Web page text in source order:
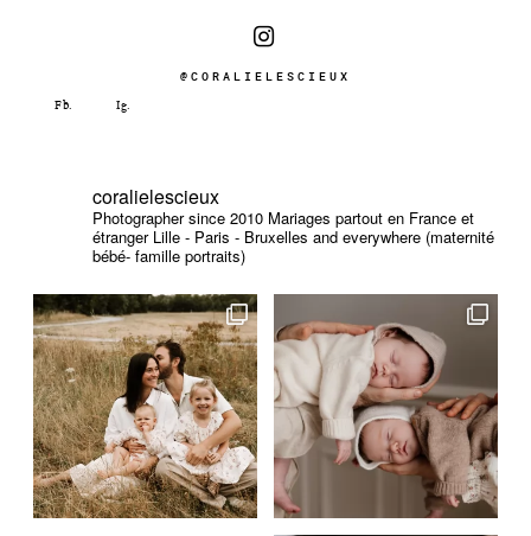
@CORALIELESCIEUX
coralielescieux
Photographer since 2010 Mariages partout en France et
étranger Lille - Paris - Bruxelles and everywhere (maternité
bébé- famille portraits)